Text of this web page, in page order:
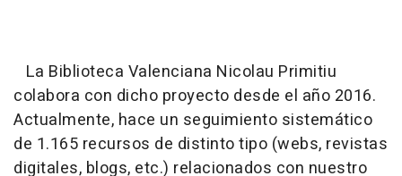
La Biblioteca Valenciana Nicolau Primitiu
colabora con dicho proyecto desde el año 2016.
Actualmente, hace un seguimiento sistemático
de 1.165 recursos de distinto tipo (webs, revistas
digitales, blogs, etc.) relacionados con nuestro